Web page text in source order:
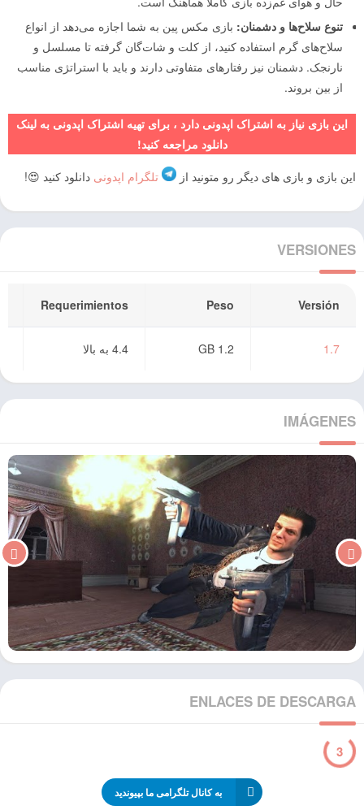
تنوع سلاح‌ها و دشمنان: بازی مکس پین به شما اجازه می‌دهد از انواع
سلاح‌های گرم استفاده کنید، از کلت و شات‌گان گرفته تا مسلسل و
نارنجک. دشمنان نیز رفتارهای متفاوتی دارند و باید با استراتژی مناسب
از بین بروند.
این بازی نیاز به اشتراک اپدونی دارد ، برای تهیه اشتراک اپدونی به لینک
دانلود مراجعه کنید!
این بازی و بازی های دیگر رو متونید از
تلگرام اپدونی دانلود کنید 😍!
VERSIONES
Versión
Peso
Requerimientos
1.7
1.2 GB 4.4 به بالا
IMÁGENES
ENLACES DE DESCARGA
2
به کانال تلگرامی ما بپیوندید